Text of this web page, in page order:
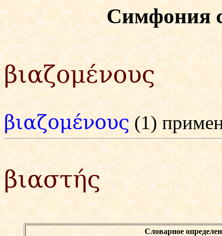
Симфония
βιαζομένους
βιαζομένους (1)
βιαστής
Словарное